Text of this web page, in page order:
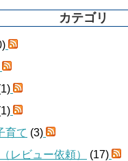
カテゴリ
育て (3)
レビュー依頼）
(17)